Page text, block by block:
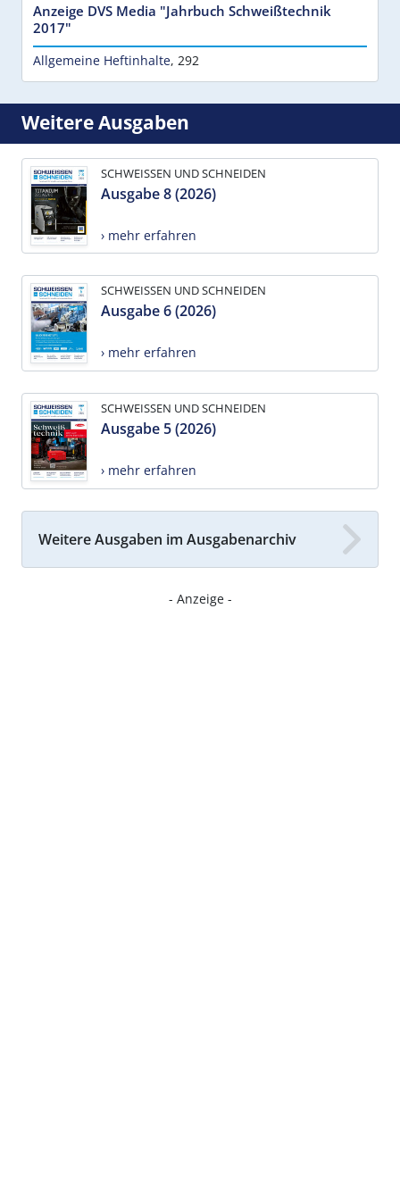
Anzeige DVS Media "Jahrbuch Schweißtechnik
2017"
Allgemeine Heftinhalte, 292
Weitere Ausgaben
SCHWEISSEN UND SCHNEIDEN
Ausgabe 8 (2026)
› mehr erfahren
SCHWEISSEN UND SCHNEIDEN
Ausgabe 6 (2026)
› mehr erfahren
SCHWEISSEN UND SCHNEIDEN
Ausgabe 5 (2026)
› mehr erfahren
Weitere Ausgaben im Ausgabenarchiv
- Anzeige -